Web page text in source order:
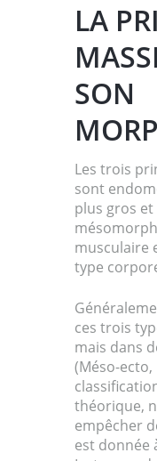
LA
SON
Les trois
sont
plus gros et
musculaire
type
ces trois
mais dans
(Méso-
théorique,
empêcher
est donnée